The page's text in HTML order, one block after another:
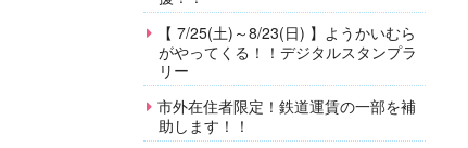
【 7/25(土)～8/23(日) 】ようかいむら
がやってくる！！デジタルスタンプラ
リー
市外在住者限定！鉄道運賃の一部を補
助します！！